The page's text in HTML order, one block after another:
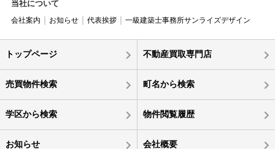
当社について
会社案内 お知らせ 代表挨拶 一級建築士事務所サンライズデザイン
トップページ 不動産買取専門店
売買物件検索 町名から検索
学区から検索 物件閲覧履歴
お知らせ 会社概要